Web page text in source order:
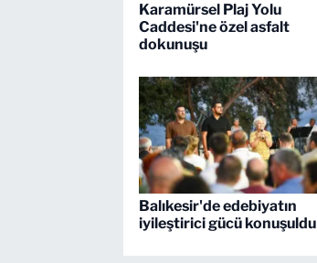
Karamürsel Plaj Yolu
Caddesi'ne özel asfalt
dokunuşu
Balıkesir'de edebiyatın
iyileştirici gücü konuşuldu